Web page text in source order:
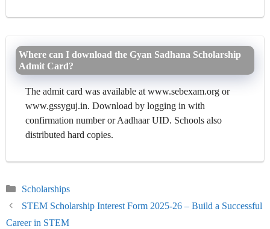
Where can I download the Gyan Sadhana Scholarship
Admit Card?
The admit card was available at www.sebexam.org or
www.gssyguj.in. Download by logging in with
confirmation number or Aadhaar UID. Schools also
distributed hard copies.
Categories
Scholarships
STEM Scholarship Interest Form 2025-26 – Build a Successful
Career in STEM